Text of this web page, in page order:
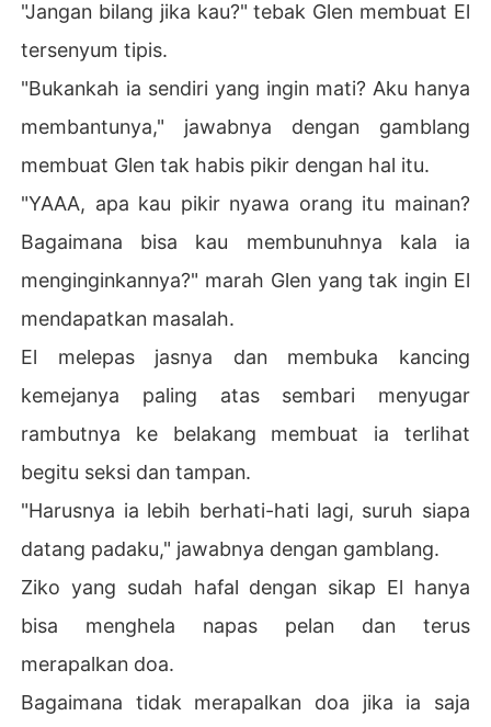
"Jangan bilang jika kau?" tebak Glen membuat El
tersenyum tipis.
"Bukankah ia sendiri yang ingin mati? Aku hanya
membantunya," jawabnya dengan gamblang
membuat Glen tak habis pikir dengan hal itu.
"YAAA, apa kau pikir nyawa orang itu mainan?
Bagaimana bisa kau membunuhnya kala ia
menginginkannya?" marah Glen yang tak ingin El
mendapatkan masalah.
El melepas jasnya dan membuka kancing
kemejanya paling atas sembari menyugar
rambutnya ke belakang membuat ia terlihat
begitu seksi dan tampan.
"Harusnya ia lebih berhati-hati lagi, suruh siapa
datang padaku," jawabnya dengan gamblang.
Ziko yang sudah hafal dengan sikap El hanya
bisa menghela napas pelan dan terus
merapalkan doa.
Bagaimana tidak merapalkan doa jika ia saja